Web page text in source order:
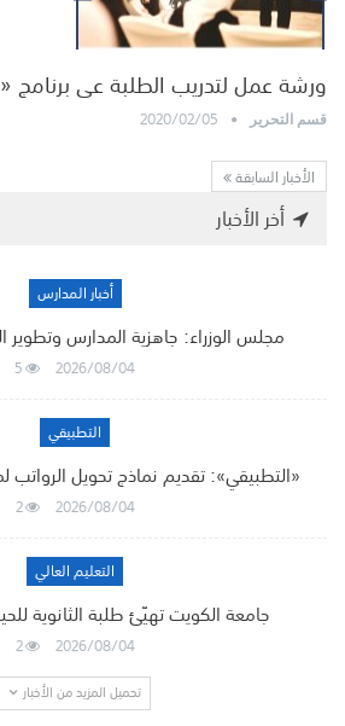
ورشة عمل لتدريب الطلبة عى برنامج
قسم التحرير 2020/02/05
الأخبار السابقة
أخر الأخبار
أخبار المدارس
مجلس الوزراء: جاهزية المدارس وتطوير
2026/08/04
5
التطبيقي
«التطبيقي»: تقديم نماذج تحويل
2026/08/04
2
التعليم العالي
جامعة الكويت تهيّئ طلبة الثانوية
2026/08/04
2
تحميل المزيد من الأخبار